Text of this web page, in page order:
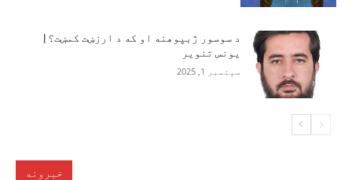
د سوسور ژبپوهنه او که د ارزښت کمښت؟ |
یونس تنویر
سپتمبر 1, 2025
خبرونه